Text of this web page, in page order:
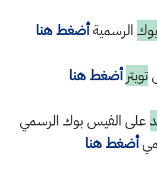
الرسميةأضغط هنا
تويتر أضغط هنا
على الفيس بوك الرسمي
أضغط هنا